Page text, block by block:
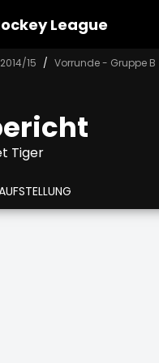
League
15 Vorrunde - Gruppe B
Tiger